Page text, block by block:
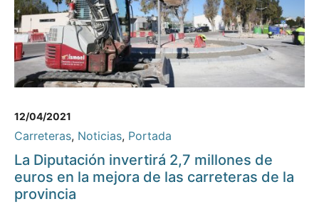
12/04/2021
Carreteras, Noticias, Portada
La Diputación invertirá 2,7 millones de
euros en la mejora de las carreteras de la
provincia